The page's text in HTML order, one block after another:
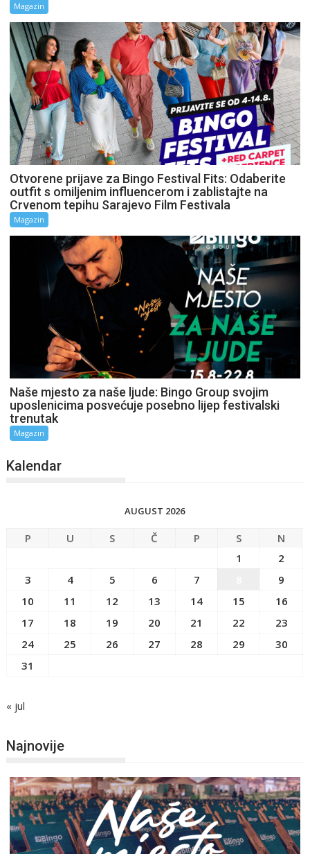
Magazin
Otvorene prijave za Bingo Festival Fits: Odaberite
outfit s omiljenim influencerom i zablistajte na
Crvenom tepihu Sarajevo Film Festivala
Magazin
Naše mjesto za naše ljude: Bingo Group svojim
uposlenicima posvećuje posebno lijep festivalski
trenutak
Magazin
Kalendar
AUGUST 2026
P U S Č P S
N
1
2
3
4 5 6 7
9
10
11 12 13 14 15
16
17
18 19 20 21 22
23
24
25 26 27 28 29
30
31
« jul
Najnovije